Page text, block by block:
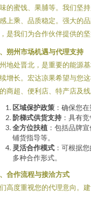
的蜜饯、果脯等。我们坚
上乘、品质稳定。强大的
是我们为合作伙伴提供的坚
朔州市场机遇与代理支持
地处晋北，是重要的能源
增长。宏达凉果希望与您
商超、便利店、特产店及
区域保护政策 ：确保您
阶梯式供货支持 ：具有
全方位扶植 ：包括品牌
铺货指导等。
灵活合作模式 ：可根据
多种合作形式。
合作流程与接洽方式
高度重视您的代理意向。